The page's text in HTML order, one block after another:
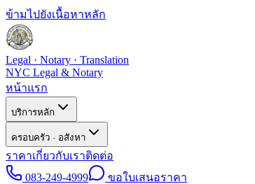
ข้ามไปยังเนื้อหาหลัก
Legal · Notary · Translation
NYC Legal & Notary
หน้าแรก
บริการหลัก
ครอบครัว · อสังหา
ราคาเกี่ยวกับเราติดต่อ
083-249-4999
ขอใบเสนอราคา